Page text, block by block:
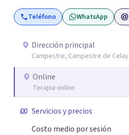
formación y actualización para
acompañamiento más efectivo a
alimentación consciente,
cada paciente y su familia.
Puedes reservar tu primera
perfil.
Teléfono WhatsApp
Dirección principal
Campestre, Campestre de
Online
Terapia online
Servicios y precios
Costo medio por sesión